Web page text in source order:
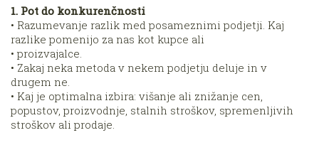
1. Pot do konkurenčnosti
• Razumevanje razlik med posameznimi podjetji. Kaj
razlike pomenijo za nas kot kupce ali
• proizvajalce.
• Zakaj neka metoda v nekem podjetju deluje in v
drugem ne.
• Kaj je optimalna izbira: višanje ali znižanje cen,
popustov, proizvodnje, stalnih stroškov, spremenljivih
stroškov ali prodaje.